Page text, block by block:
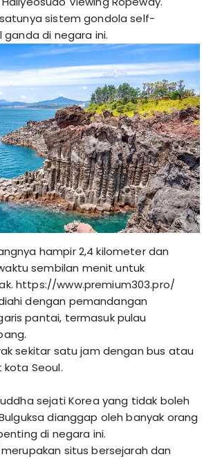
sistem gondola self-
di negara ini.
hampir 2,4 kilometer dan
sembilan menit untuk
https://www.premium303.pro/
dengan pemandangan
pantai, termasuk pulau
sekitar satu jam dengan bus atau
Seoul.
sejati Korea yang tidak boleh
dianggap oleh banyak orang
di negara ini.
situs bersejarah dan